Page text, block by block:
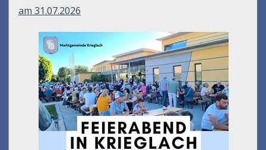
am 31.07.2026